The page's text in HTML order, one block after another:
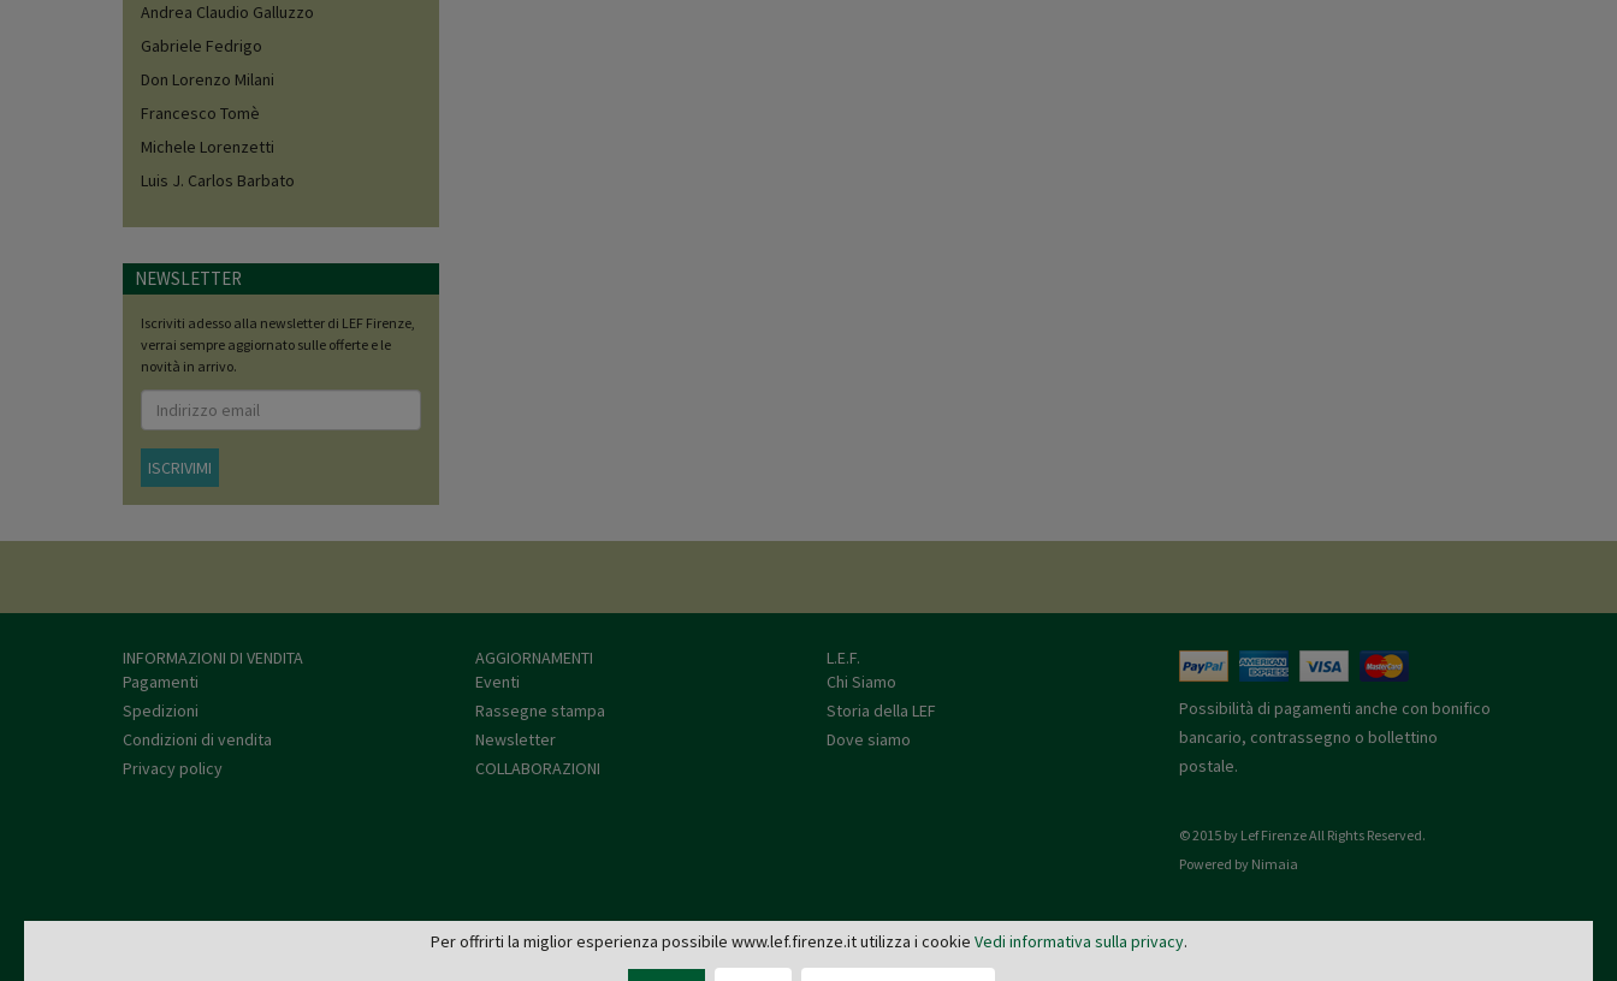
Andrea Claudio Galluzzo
Gabriele Fedrigo
Don Lorenzo Milani
Francesco Tomè
Michele Lorenzetti
Luis J. Carlos Barbato
NEWSLETTER
Iscriviti adesso alla newsletter di LEF Firenze,
verrai sempre aggiornato sulle offerte e le
novità in arrivo.
ISCRIVIMI
INFORMAZIONI DI VENDITA
Pagamenti
Spedizioni
Condizioni di vendita
Privacy policy
AGGIORNAMENTI
Eventi
Rassegne stampa
Newsletter
COLLABORAZIONI
L.E.F.
Chi Siamo
Storia della LEF
Dove siamo
Possibilità di pagamenti anche con bonifico
bancario, contrassegno o bollettino
postale.
© 2015 by Lef Firenze All Rights Reserved.
Powered by Nimaia
L.E.F. - Via de' Pucci, 4 - 50122 Firenze
Tel: 055 579921 - Fax: 055 2399342 - C.F. e P.IVA 03745190482 -editrice@lef.firenze.it
Per offrirti la miglior esperienza possibile www.lef.firenze.it utilizza i cookie Vedi informativa sulla privacy.